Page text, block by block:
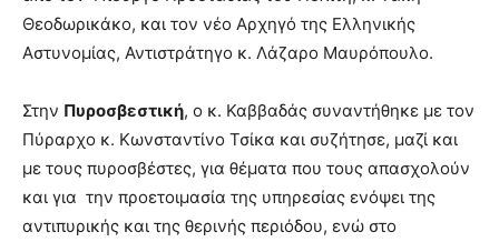
Θεοδωρικάκο, και τον νέο Αρχηγό της Ελληνικής
Αστυνομίας, Αντιστράτηγο κ. Λάζαρο Μαυρόπουλο.
Στην Πυροσβεστική, ο κ. Καββαδάς συναντήθηκε με τον
Πύραρχο κ. Κωνσταντίνο Τσίκα και συζήτησε, μαζί και
με τους πυροσβέστες, για θέματα που τους απασχολούν
και για την προετοιμασία της υπηρεσίας ενόψει της
αντιπυρικής και της θερινής περιόδου, ενώ στο